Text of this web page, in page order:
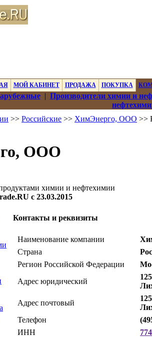
МОЙ КАБИНЕТ ПРОДАЖА ПОКУПКА
| Производители химии и
>> Российские >> ХимЭнерго, ООО >>
ООО
химии и нефтехимии
с 23.03.2015
Контакты и реквизиты
Наименование компании
Страна
Регион Российской Федерации
Адрес юридический
Адрес почтовый
Телефон
ИНН